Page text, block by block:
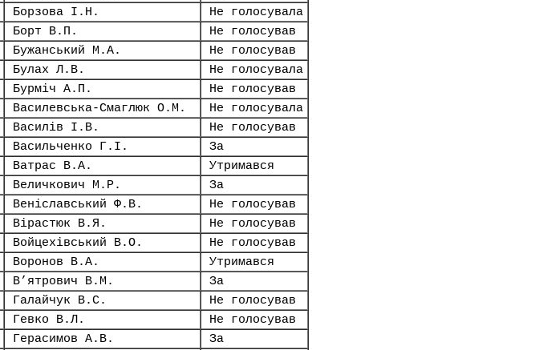
Борзова І.Н.
Не голосувала
Борт В.П.
Не голосував
Бужанський М.А.
Не голосував
Булах Л.В.
Не голосувала
Бурміч А.П.
Не голосував
Василевська-Смаглюк О.М.
Не голосувала
Василів І.В.
Не голосував
Васильченко Г.І.
За
Ватрас В.А.
Утримався
Величкович М.Р.
За
Веніславський Ф.В.
Не голосував
Вірастюк В.Я.
Не голосував
Войцехівський В.О.
Не голосував
Воронов В.А.
Утримався
В’ятрович В.М.
За
Галайчук В.С.
Не голосував
Гевко В.Л.
Не голосував
Герасимов А.В.
За